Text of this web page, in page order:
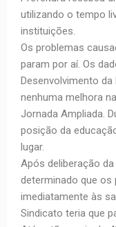
utilizando o tempo
instituições.
Os problemas
param por aí. Os
Desenvolvimento
nenhuma melhora
Jornada Ampliada.
posição da
lugar.
Após deliberação
determinado que
imediatamente às
Sindicato teria que